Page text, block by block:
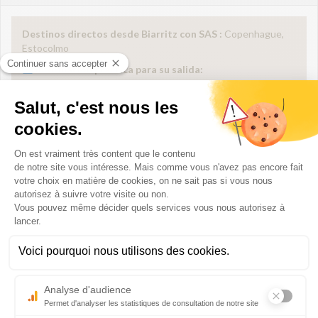
Destinos directos desde Biarritz con SAS : Copenhague,
Estocolmo
Información práctica para su salida:
– Hora límite de facturación: 40 minutos antes de la salida
para clase Turista y 30 minutos antes de la salida para clase
Business
– Hora límite de embarque: 15 minutos antes de la salida
– Sitio oficial :
www.flysas.com
2026
Susceptible de modificación sin preaviso, para más información, contacte con
3 vuelos semanales